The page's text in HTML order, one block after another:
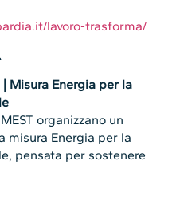
lavoro-trasforma/
Misura Energia per la
organizzano un
misura Energia per la
pensata per sostenere